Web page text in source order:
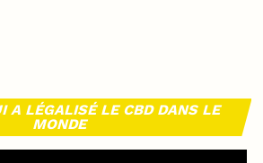
A LÉGALISÉ LE CBD DANS LE
MONDE